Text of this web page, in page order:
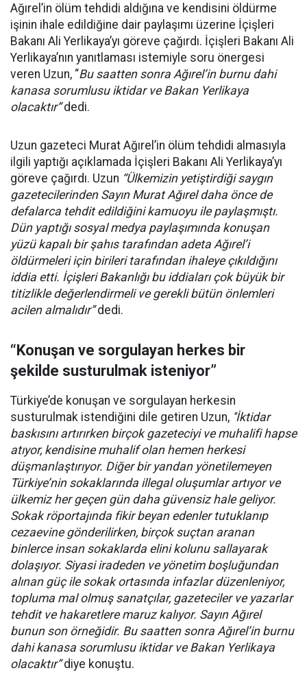
Ağırel’in ölüm tehdidi aldığına ve kendisini öldürme
işinin ihale edildiğine dair paylaşımı üzerine İçişleri
Bakanı Ali Yerlikaya’yı göreve çağırdı. İçişleri Bakanı Ali
Yerlikaya’nın yanıtlaması istemiyle soru önergesi
veren Uzun, “Bu saatten sonra Ağırel’in burnu dahi
kanasa sorumlusu iktidar ve Bakan Yerlikaya
olacaktır”dedi.
Uzun gazeteci Murat Ağırel’in ölüm tehdidi almasıyla
ilgili yaptığı açıklamada İçişleri Bakanı Ali Yerlikaya’yı
göreve çağırdı. Uzun “Ülkemizin yetiştirdiği saygın
gazetecilerinden Sayın Murat Ağırel daha önce de
defalarca tehdit edildiğini kamuoyu ile paylaşmıştı.
Dün yaptığı sosyal medya paylaşımında konuşan
yüzü kapalı bir şahıs tarafından adeta Ağırel’i
öldürmeleri için birileri tarafından ihaleye çıkıldığını
iddia etti. İçişleri Bakanlığı bu iddiaları çok büyük bir
titizlikle değerlendirmeli ve gerekli bütün önlemleri
acilen almalıdır”dedi.
“Konuşan ve sorgulayan herkes bir
şekilde susturulmak isteniyor”
Türkiye’de konuşan ve sorgulayan herkesin
susturulmak istendiğini dile getiren Uzun, ''İktidar
baskısını artırırken birçok gazeteciyi ve muhalifi hapse
atıyor, kendisine muhalif olan hemen herkesi
düşmanlaştırıyor. Diğer bir yandan yönetilemeyen
Türkiye’nin sokaklarında illegal oluşumlar artıyor ve
ülkemiz her geçen gün daha güvensiz hale geliyor.
Sokak röportajında fikir beyan edenler tutuklanıp
cezaevine gönderilirken, birçok suçtan aranan
binlerce insan sokaklarda elini kolunu sallayarak
dolaşıyor. Siyasi iradeden ve yönetim boşluğundan
alınan güç ile sokak ortasında infazlar düzenleniyor,
topluma mal olmuş sanatçılar, gazeteciler ve yazarlar
tehdit ve hakaretlere maruz kalıyor. Sayın Ağırel
bunun son örneğidir. Bu saatten sonra Ağırel’in burnu
dahi kanasa sorumlusu iktidar ve Bakan Yerlikaya
olacaktır”diye konuştu.